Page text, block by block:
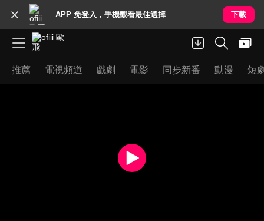
APP 免登入，手機觀看最佳選擇 下載
推薦 電視頻道 戲劇 電影 同步新番 動漫 短